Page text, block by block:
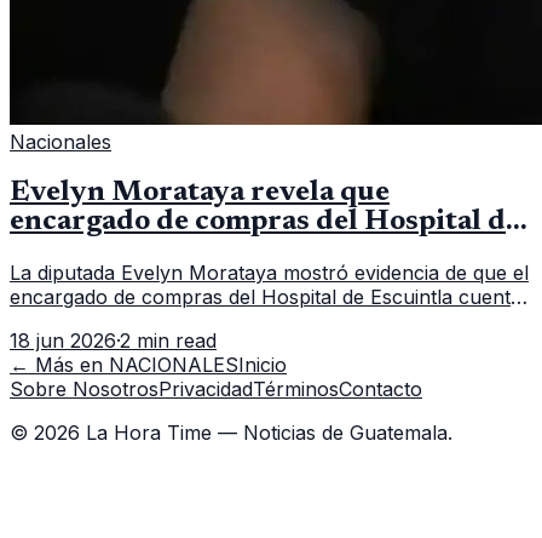
Nacionales
Evelyn Morataya revela que
encargado de compras del Hospital de
La diputada Evelyn Morataya mostró evidencia de que el
encargado de compras del Hospital de Escuintla cuenta
capacitación en la capital.
18 jun 2026·2 min read
← Más en NACIONALESInicio
Sobre NosotrosPrivacidadTérminosContacto
© 2026 La Hora Time — Noticias de Guatemala.